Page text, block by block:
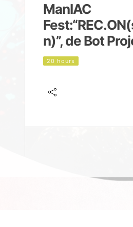
ManIAC
n)”, de Bot
20 hours